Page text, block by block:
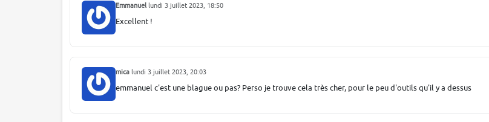
Emmanuel lundi 3 juillet 2023, 18:50
Excellent !
mica lundi 3 juillet 2023, 20:03
emmanuel c'est une blague ou pas? Perso je trouve cela très cher, pour le peu d'outils qu'il y a dessus